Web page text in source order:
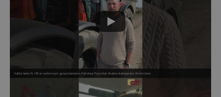
Valtra Serie N 135 w rodzinnym gospodarstwie Państwa Pszonka! #valtra #atrexpress #rolnictwo